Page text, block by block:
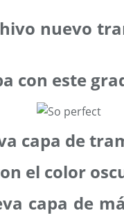
nuevo
con este
capa de
el color
capa de